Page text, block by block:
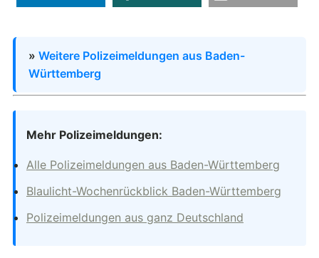
» Weitere Polizeimeldungen aus Baden-
Württemberg
Mehr Polizeimeldungen:
Alle Polizeimeldungen aus Baden-Württemberg
Blaulicht-Wochenrückblick Baden-Württemberg
Polizeimeldungen aus ganz Deutschland